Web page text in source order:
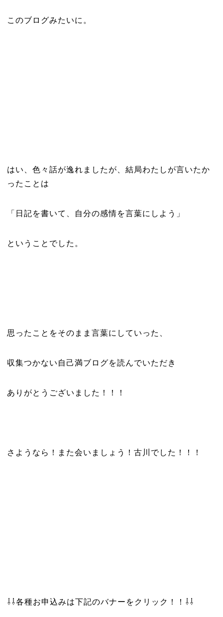
このブログみたいに。
はい、色々話が逸れましたが、結局わたしが言いたか
ったことは
「日記を書いて、自分の感情を言葉にしよう」
ということでした。
思ったことをそのまま言葉にしていった、
収集つかない自己満ブログを読んでいただき
ありがとうございました！！！
さようなら！また会いましょう！古川でした！！！
⇩⇩各種お申込みは下記のバナーをクリック！！⇩⇩